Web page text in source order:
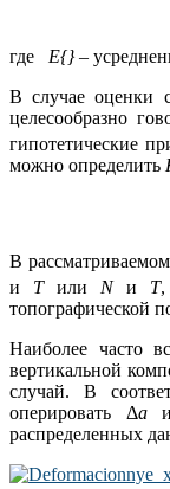
где Е{}–
В случае оценки
целесообразно
гипотетические
можно определить
В
и Tили Nи Т,
топографической
Наиболее часто
вертикальной
случай. В
оперировать Δа
распределенных